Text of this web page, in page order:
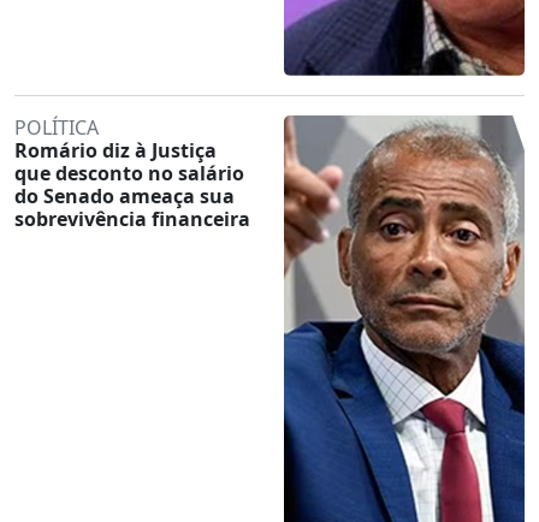
POLÍTICA
Romário diz à Justiça
que desconto no salário
do Senado ameaça sua
sobrevivência financeira